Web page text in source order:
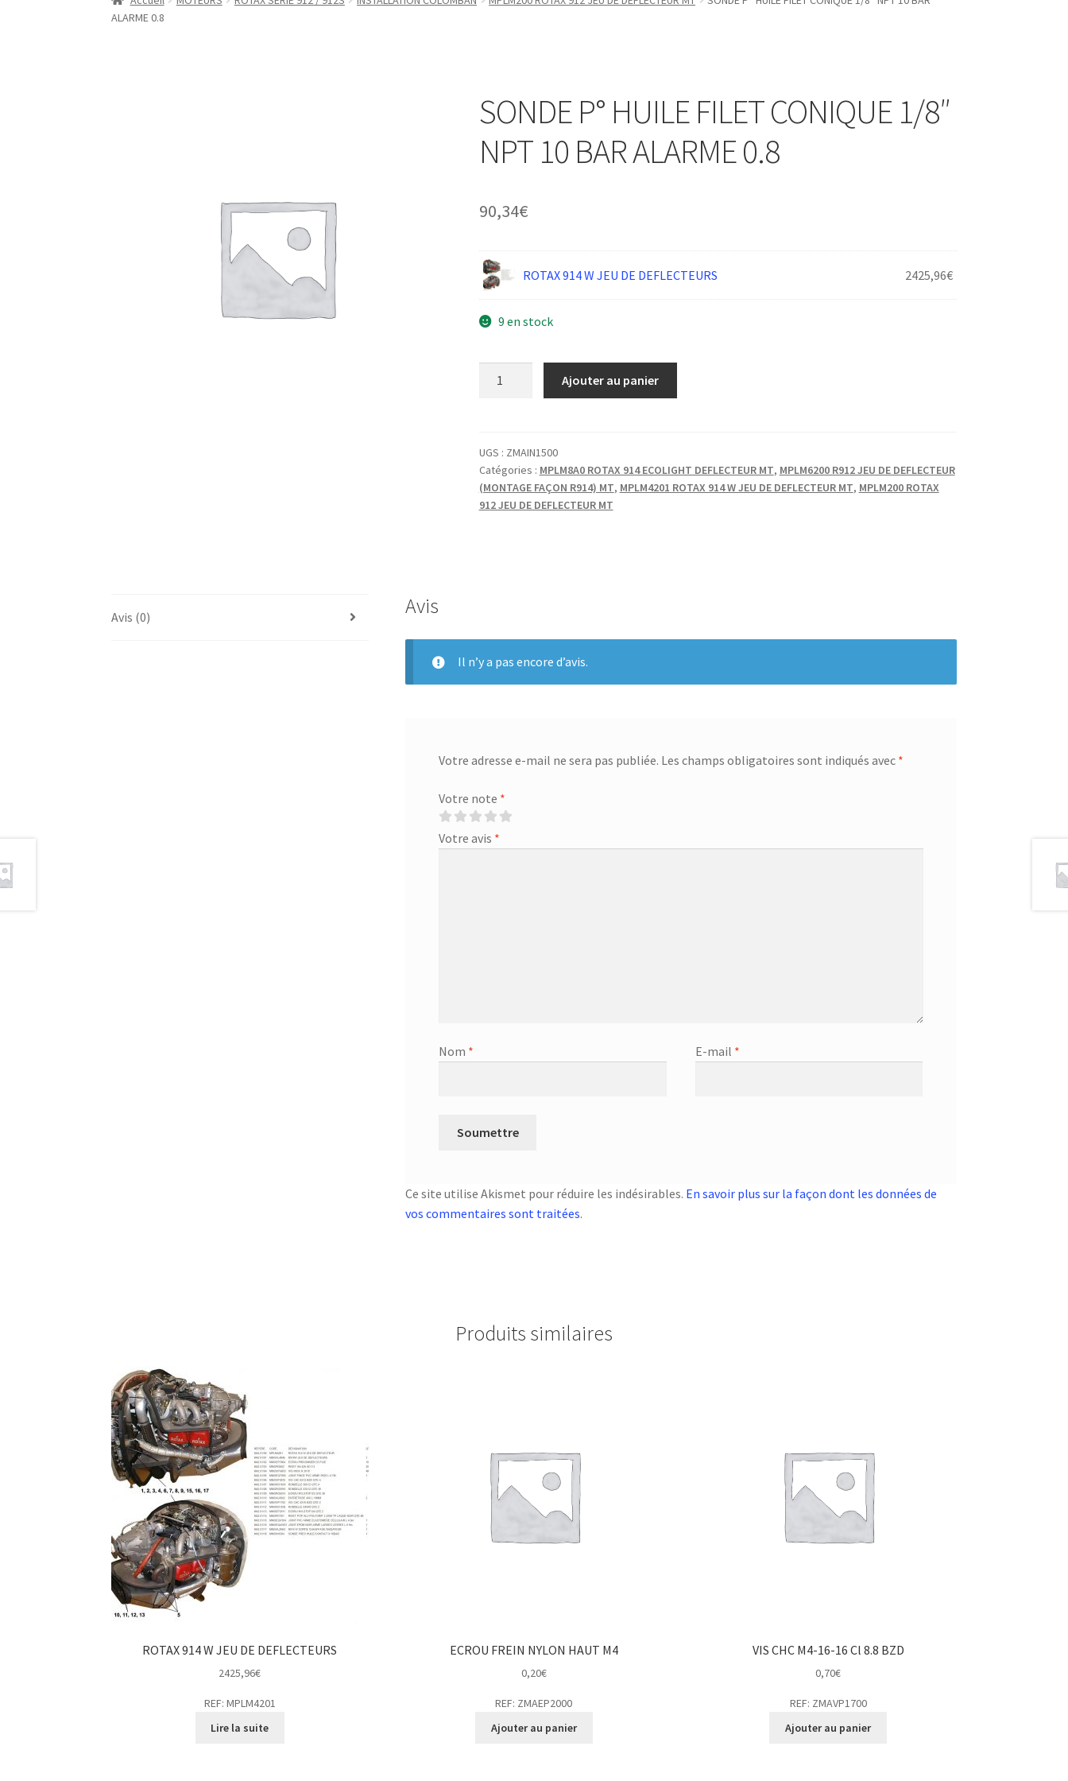
ALARME 0.8
SONDE P° HUILE FILET CONIQUE 1/8″
NPT 10 BAR ALARME 0.8
90,34€
ROTAX 914 W JEU DE DEFLECTEURS 2425,96€
9 en stock
HUILE
FILET
CONIQUE
1/8"
Ajouter au panier
UGS : ZMAIN1500
Catégories : MPLM8A0 ROTAX 914 ECOLIGHT DEFLECTEUR MT, MPLM6200 R912 JEU DE DEFLECTEUR
(MONTAGE FAÇON R914) MT, MPLM4201 ROTAX 914 W JEU DE DEFLECTEUR MT, MPLM200 ROTAX
912 JEU DE DEFLECTEUR MT
Avis (0) Avis
Il n’y a pas encore d’avis.
Votre adresse e-mail ne sera pas publiée. Les champs obligatoires sont indiqués avec *
Votre note *
Votre avis *
Nom * E-mail *
Ce site utilise Akismet pour réduire les indésirables. En savoir plus sur la façon dont les données de
vos commentaires sont traitées.
Produits similaires
ROTAX 914 W JEU DE DEFLECTEURS
2425,96€
REF: MPLM4201
Lire la suite
ECROU FREIN NYLON HAUT M4
0,20€
REF: ZMAEP2000
Ajouter au panier
VIS CHC M4-16-16 Cl 8.8 BZD
0,70€
REF: ZMAVP1700
Ajouter au panier